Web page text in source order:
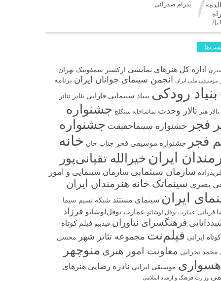
پدرام صدرائی
اداره کل هنرهای نمایشی ارکستر سمفونیک تهران
موسیقی ملی ایران انجمن سینمای جوانان ایران برنامه
بنیاد رودکی بنیاد سینمایی فارابی تئاتر تئاتر
تالار هنر تالار وحدت تماشاخانه سنگلج جشنواره
فجر
جشنواره سینماحقیقت جشنواره
فجر
جشنواره موسیقی فجر جناب خان خانه
ایران خیرالله تقیانی‌پور
سازمان سینمایی سازمان سینمایی و امور
بصری سینماتک خانه هنرمندان ایران
ایران سینمای مستند شبکه نسیم سیما
قربانی عمارت نوفل لوشاتو عمارت نوفل‌لوشاتو فرزاد
فرهنگسرای نیاوران فیدیبو فیلم کوتاه
ایرانی فیلم‌نت مجموعه تئاتر شهر
محسن
محمد بحرانی معاونت امور هنری منوچهر
موسیقی ایرانی نادره رضایی هنرهای
وزارت فرهنگ و ارشاد اسلامی